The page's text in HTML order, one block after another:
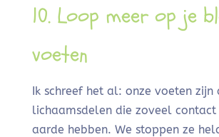
10. Loop meer op je
voeten
Ik schreef het al: onze voeten zijn
lichaamsdelen die zoveel contact
aarde hebben. We stoppen ze